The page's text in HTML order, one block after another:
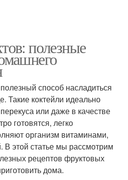
полезные
способ насладиться
Такие коктейли идеально
или даже в качестве
готовятся, легко
организм витаминами,
В этой статье мы рассмотрим
рецептов фруктовых
дома.